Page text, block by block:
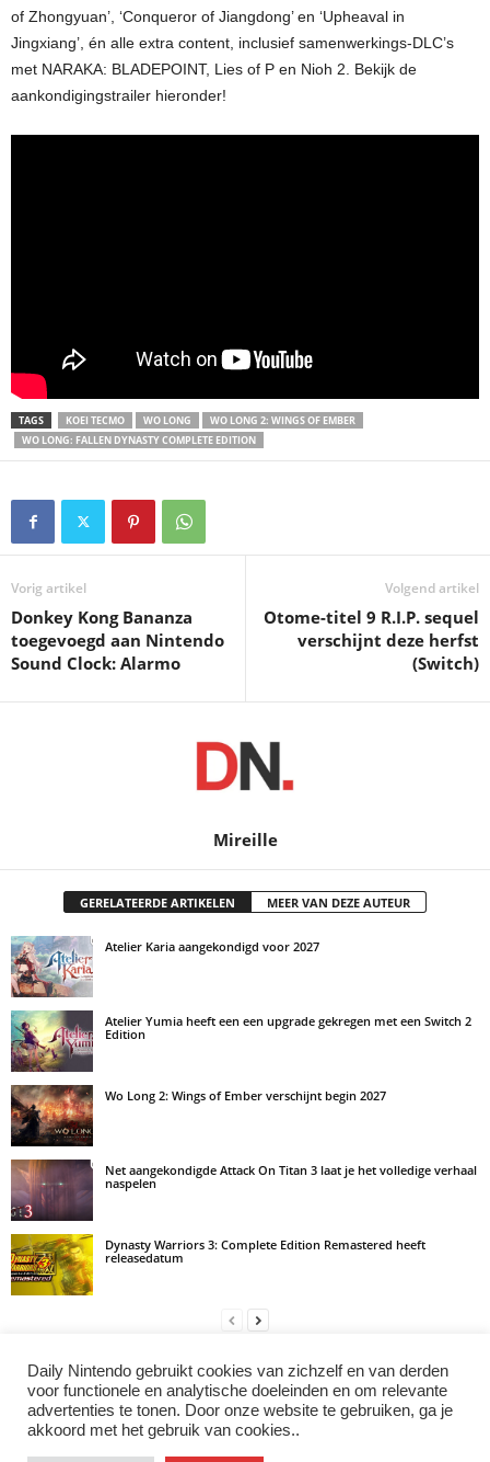
of Zhongyuan’, ‘Conqueror of Jiangdong’ en ‘Upheaval in
Jingxiang’, én alle extra content, inclusief samenwerkings-DLC’s
met NARAKA: BLADEPOINT, Lies of P en Nioh 2. Bekijk de
aankondigingstrailer hieronder!
TAGS KOEI TECMO WO LONG
WO LONG 2: WINGS OF EMBER
WO LONG: FALLEN DYNASTY COMPLETE EDITION
Vorig artikel
Donkey Kong Bananza
toegevoegd aan Nintendo
Sound Clock: Alarmo
Volgend artikel
Otome-titel 9 R.I.P. sequel
verschijnt deze herfst
(Switch)
Mireille
GERELATEERDE ARTIKELEN MEER VAN DEZE AUTEUR
Atelier Karia aangekondigd voor 2027
Atelier Yumia heeft een een upgrade gekregen met een Switch 2
Edition
Wo Long 2: Wings of Ember verschijnt begin 2027
Net aangekondigde Attack On Titan 3 laat je het volledige verhaal
naspelen
Dynasty Warriors 3: Complete Edition Remastered heeft
releasedatum
LAAT EEN REACTIE ACHTER
Log in om een opmerking achter te laten
Daily Nintendo gebruikt cookies van zichzelf en van derden
voor functionele en analytische doeleinden en om relevante
advertenties te tonen. Door onze website te gebruiken, ga je
akkoord met het gebruik van cookies..